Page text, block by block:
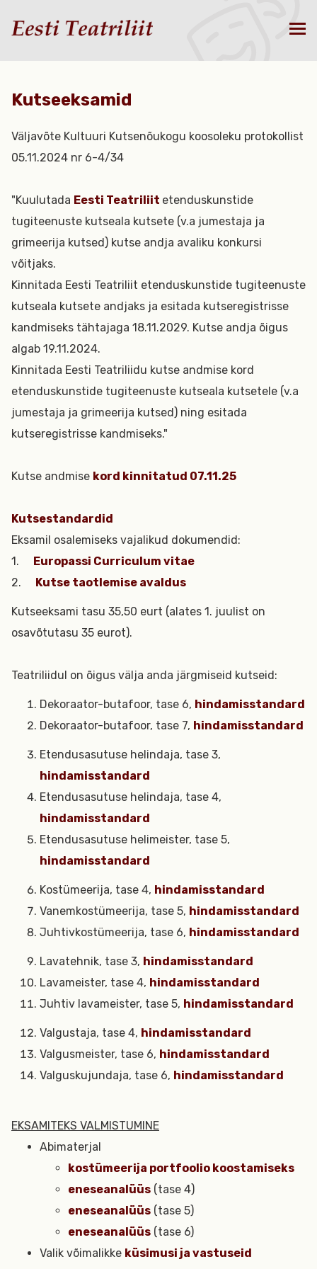
Kutseeksamid
Väljavõte Kultuuri Kutsenõukogu koosoleku protokollist
05.11.2024 nr 6-4/34
"Kuulutada Eesti Teatriliit etenduskunstide
tugiteenuste kutseala kutsete (v.a jumestaja ja
grimeerija kutsed) kutse andja avaliku konkursi
võitjaks.
Kinnitada Eesti Teatriliit etenduskunstide tugiteenuste
kutseala kutsete andjaks ja esitada kutseregistrisse
kandmiseks tähtajaga 18.11.2029. Kutse andja õigus
algab 19.11.2024.
Kinnitada Eesti Teatriliidu kutse andmise kord
etenduskunstide tugiteenuste kutseala kutsetele (v.a
jumestaja ja grimeerija kutsed) ning esitada
kutseregistrisse kandmiseks."
Kutse andmise kord kinnitatud 07.11.25
Kutsestandardid
Eksamil osalemiseks vajalikud dokumendid:
1. Europassi Curriculum vitae
2. Kutse taotlemise avaldus
Kutseeksami tasu 35,50 eurt (alates 1. juulist on
osavõtutasu 35 eurot).
Teatriliidul on õigus välja anda järgmiseid kutseid:
Dekoraator-butafoor, tase 6, hindamisstandard
Dekoraator-butafoor, tase 7, hindamisstandard
Etendusasutuse helindaja, tase 3,
hindamisstandard
Etendusasutuse helindaja, tase 4,
hindamisstandard
Etendusasutuse helimeister, tase 5,
hindamisstandard
Kostümeerija, tase 4, hindamisstandard
Vanemkostümeerija, tase 5, hindamisstandard
Juhtivkostümeerija, tase 6, hindamisstandard
Lavatehnik, tase 3, hindamisstandard
Lavameister, tase 4, hindamisstandard
Juhtiv lavameister, tase 5, hindamisstandard
Valgustaja, tase 4, hindamisstandard
Valgusmeister, tase 6, hindamisstandard
Valguskujundaja, tase 6, hindamisstandard
EKSAMITEKS VALMISTUMINE
Abimaterjal
kostümeerija portfoolio koostamiseks
eneseanalüüs (tase 4)
eneseanalüüs (tase 5)
eneseanalüüs (tase 6)
Valik võimalikke küsimusi ja vastuseid